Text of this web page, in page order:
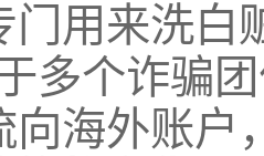
门用来洗白
多个诈骗
向海外账户